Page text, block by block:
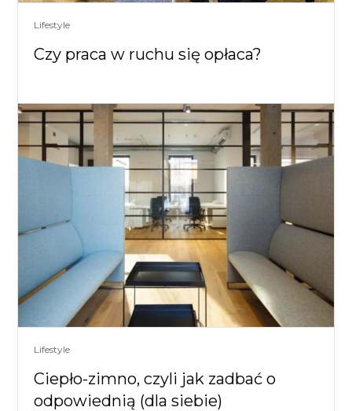
Lifestyle
Czy praca w ruchu się opłaca?
Lifestyle
Ciepło-zimno, czyli jak zadbać o
odpowiednią (dla siebie)